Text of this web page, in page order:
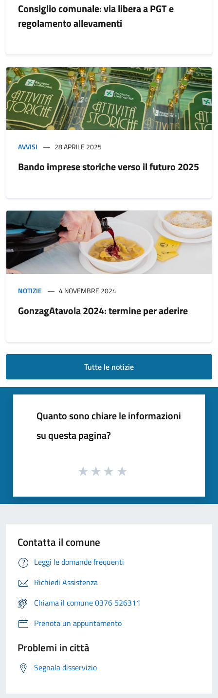
Consiglio comunale: via libera a PGT e
regolamento allevamenti
AVVISI 28 APRILE 2025
Bando imprese storiche verso il futuro 2025
NOTIZIE 4 NOVEMBRE 2024
GonzagAtavola 2024: termine per aderire
Tutte le notizie
Quanto sono chiare le informazioni
su questa pagina?
Contatta il comune
Leggi le domande frequenti
Richiedi Assistenza
Chiama il comune 0376 526311
Prenota un appuntamento
Problemi in città
Segnala disservizio